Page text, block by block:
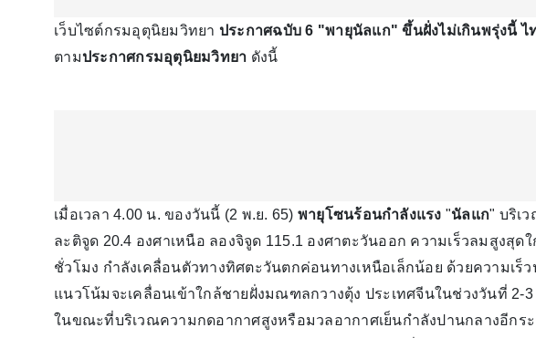
เว็บไซต์กรมอุตุนิยมวิทยา ประกาศฉบับ 6 "พายุนัลแก" ขึ้นฝั่งไม่เกินพรุ่งนี้
ตามประกาศกรมอุตุนิยมวิทยา ดังนี้
เมื่อเวลา 4.00 น. ของวันนี้ (2 พ.ย. 65) พายุโซนร้อนกำลังแรง "นัลแก" บริเ
ละติจูด 20.4 องศาเหนือ ลองจิจูด 115.1 องศาตะวันออก ความเร็วลมสูงสุ
ชั่วโมง กำลังเคลื่อนตัวทางทิศตะวันตกค่อนทางเหนือเล็กน้อย ด้วยความเร็
แนวโน้มจะเคลื่อนเข้าใกล้ชายฝั่งมณฑลกวางตุ้ง ประเทศจีนในช่วงวันที่ 2-3
ในขณะที่บริเวณความกดอากาศสูงหรือมวลอากาศเย็นกำลังปานกลางอีกร